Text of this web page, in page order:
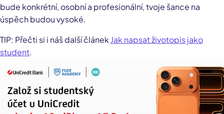
bude konkrétní, osobní a profesionální, tvoje šance na
úspěch budou vysoké.
TIP: Přečti si i náš další článek Jak napsat životopis jako
student.